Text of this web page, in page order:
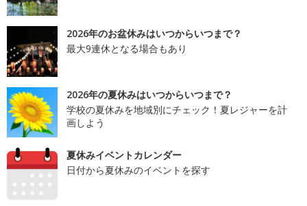
2026年のお盆休みはいつからいつまで？
最大9連休となる場合もあり
2026年の夏休みはいつからいつまで？
学校の夏休みを地域別にチェック！夏レジャーを計
画しよう
夏休みイベントカレンダー
日付から夏休みのイベントを探す